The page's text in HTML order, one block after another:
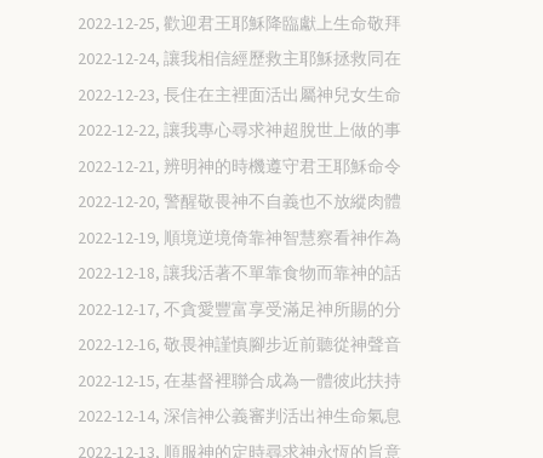
2022-12-25, 歡迎君王耶穌降臨獻上生命敬拜
2022-12-24, 讓我相信經歷救主耶穌拯救同在
2022-12-23, 長住在主裡面活出屬神兒女生命
2022-12-22, 讓我專心尋求神超脫世上做的事
2022-12-21, 辨明神的時機遵守君王耶穌命令
2022-12-20, 警醒敬畏神不自義也不放縱肉體
2022-12-19, 順境逆境倚靠神智慧察看神作為
2022-12-18, 讓我活著不單靠食物而靠神的話
2022-12-17, 不貪愛豐富享受滿足神所賜的分
2022-12-16, 敬畏神謹慎腳步近前聽從神聲音
2022-12-15, 在基督裡聯合成為一體彼此扶持
2022-12-14, 深信神公義審判活出神生命氣息
2022-12-13, 順服神的定時尋求神永恆的旨意